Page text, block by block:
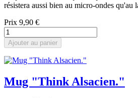
résistera aussi bien au micro-ondes qu'au
Prix 9,90 €
Ajouter au panier
Mug "Think Alsacien."